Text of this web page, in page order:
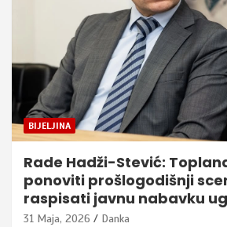
BIJELJINA
Rade Hadži-Stević:
ponoviti prošlogodišnji
raspisati javnu nabavku
31 Maja, 2026 Danka